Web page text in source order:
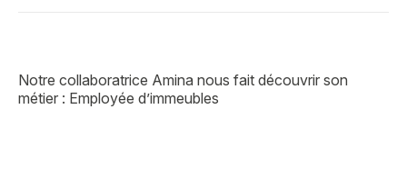
Notre collaboratrice Amina nous fait découvrir son
métier : Employée d’immeubles